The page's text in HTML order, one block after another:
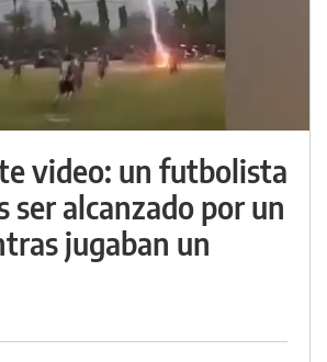
video: un futbolista
ser alcanzado por un
jugaban un